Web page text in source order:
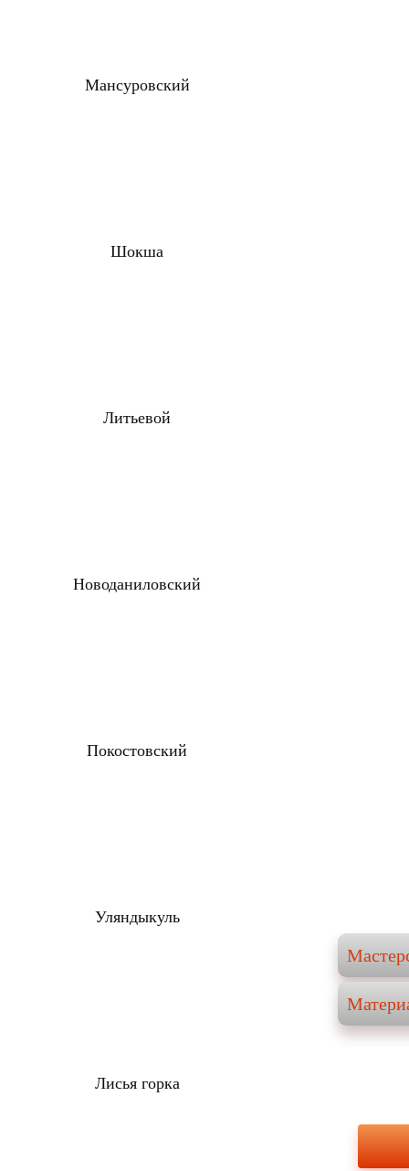
Мансуровский
Шокша
Литьевой
Новоданиловский
Покостовский
Уляндыкуль
Лисья горка